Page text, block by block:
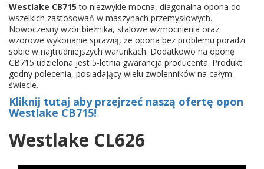
Westlake CB715 to niezwykle mocna, diagonalna opona do
wszelkich zastosowań w maszynach przemysłowych.
Nowoczesny wzór bieżnika, stalowe wzmocnienia oraz
wzorowe wykonanie sprawią, że opona bez problemu poradzi
sobie w najtrudniejszych warunkach. Dodatkowo na oponę
CB715 udzielona jest 5-letnia gwarancja producenta. Produkt
godny polecenia, posiadający wielu zwolenników na całym
świecie.
Kliknij tutaj aby przejrzeć naszą ofertę opon
Westlake CB715!
Westlake CL626